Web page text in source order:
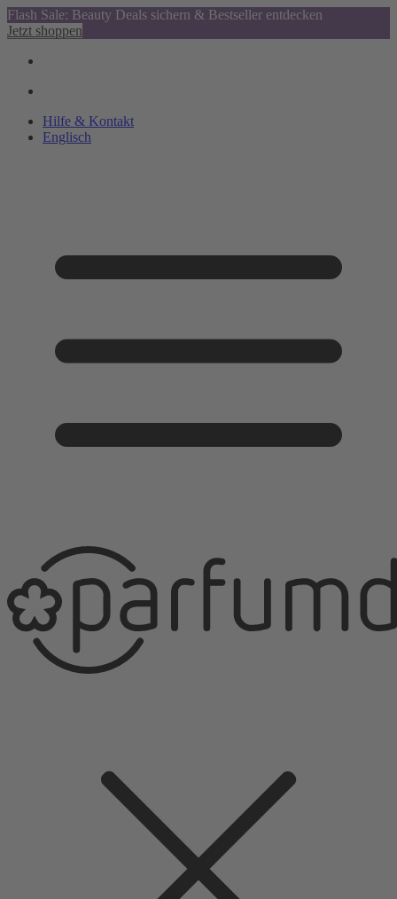
Flash Sale: Beauty Deals sichern & Bestseller entdecken
Jetzt shoppen
Hilfe & Kontakt
Englisch